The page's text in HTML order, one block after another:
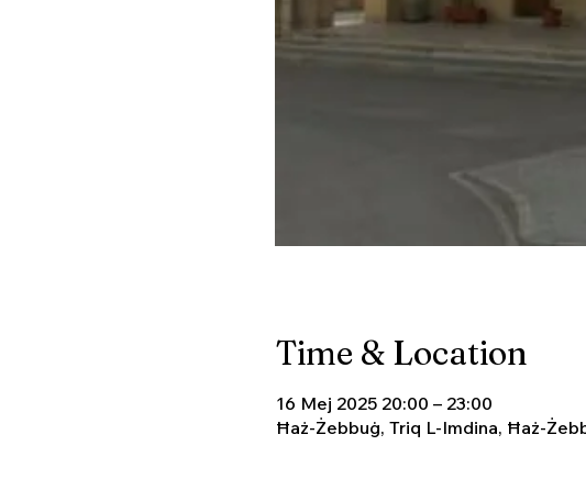
Time & Location
16 Mej 2025 20:00 – 23:00
Ħaż-Żebbuġ, Triq L-Imdina, Ħaż-